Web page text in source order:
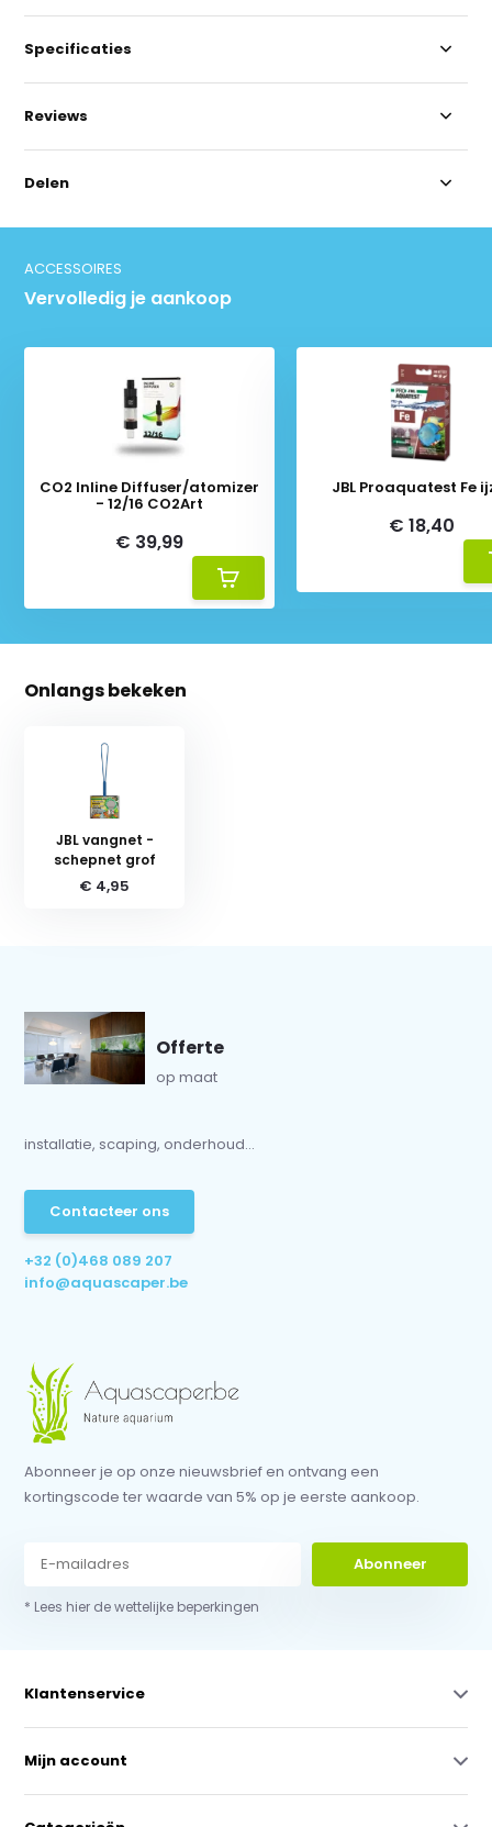
Specificaties
Reviews
Delen
ACCESSOIRES
Vervolledig je aankoop
CO2 Inline Diffuser/atomizer
- 12/16 CO2Art
€ 39,99
JBL Proaquatest Fe
€ 18,40
Onlangs bekeken
JBL vangnet -
schepnet grof
€ 4,95
Offerte
op maat
installatie, scaping, onderhoud...
Contacteer ons
+32 (0)468 089 207
info@aquascaper.be
Abonneer je op onze nieuwsbrief en ontvang een
kortingscode ter waarde van 5% op je eerste aankoop.
Abonneer
* Lees hier de wettelijke beperkingen
Klantenservice
Mijn account